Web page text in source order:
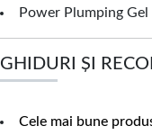
Power Plumping
GHIDURI ȘI
Cele mai bune